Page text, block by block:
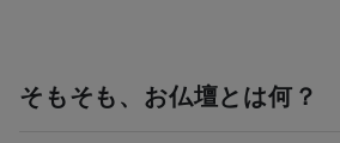
そもそも、お仏壇とは何？